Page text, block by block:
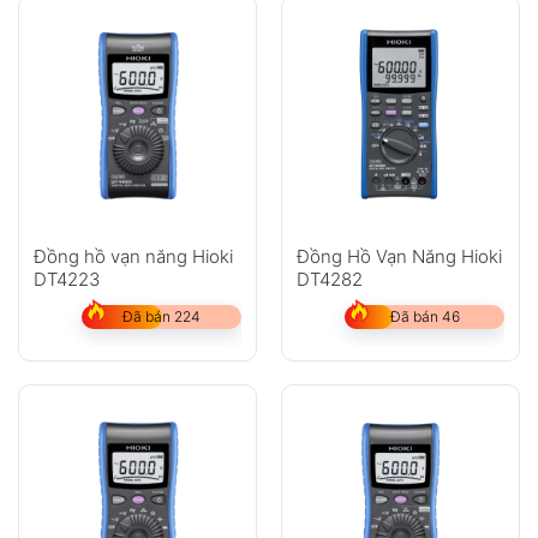
Đồng hồ vạn năng Hioki
DT4223
Đã bán 224
Đồng Hồ Vạn Năng Hioki
DT4282
Đã bán 46